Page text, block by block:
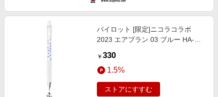
パイロット [限定]ニコラコラボ
2023 エアブラン 03 ブルー HA-
￥ 330
1.5%
ストアにすすむ